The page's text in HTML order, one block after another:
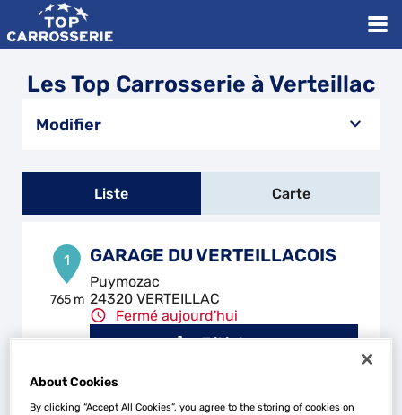
Les Top Carrosserie à Verteillac
Modifier
Liste Carte
1
765 m
GARAGE DU VERTEILLACOIS
Puymozac
24320 VERTEILLAC
Fermé aujourd'hui
Téléphone
About Cookies
By clicking “Accept All Cookies”, you agree to the storing of cookies on